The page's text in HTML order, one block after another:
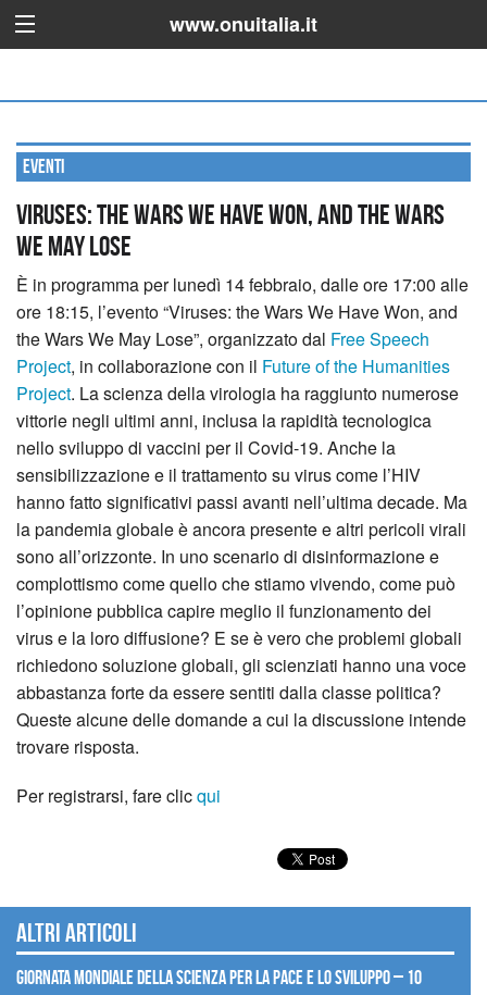
www.onuitalia.it
Eventi
Viruses: the Wars We Have Won, and the Wars
We May Lose
È in programma per lunedì 14 febbraio, dalle ore 17:00 alle
ore 18:15, l’evento “Viruses: the Wars We Have Won, and
the Wars We May Lose”, organizzato dal Free Speech
Project, in collaborazione con il Future of the Humanities
Project. La scienza della virologia ha raggiunto numerose
vittorie negli ultimi anni, inclusa la rapidità tecnologica
nello sviluppo di vaccini per il Covid-19. Anche la
sensibilizzazione e il trattamento su virus come l’HIV
hanno fatto significativi passi avanti nell’ultima decade. Ma
la pandemia globale è ancora presente e altri pericoli virali
sono all’orizzonte. In uno scenario di disinformazione e
complottismo come quello che stiamo vivendo, come può
l’opinione pubblica capire meglio il funzionamento dei
virus e la loro diffusione? E se è vero che problemi globali
richiedono soluzione globali, gli scienziati hanno una voce
abbastanza forte da essere sentiti dalla classe politica?
Queste alcune delle domande a cui la discussione intende
trovare risposta.
Per registrarsi, fare clicqui
Altri articoli
Giornata mondiale della scienza per la pace e lo sviluppo – 10